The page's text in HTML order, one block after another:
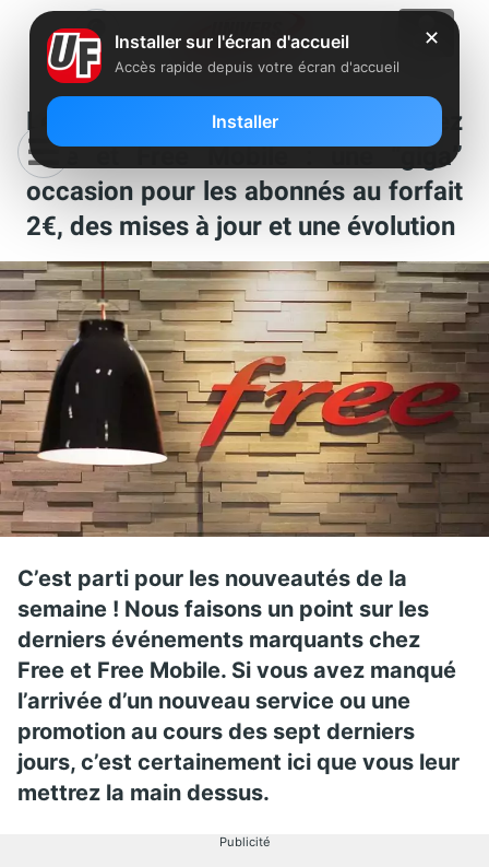
Les nouveautés de la semaine chez
Free et Free Mobile : une “giga”
occasion pour les abonnés au forfait
2€, des mises à jour et une évolution
C’est parti pour les nouveautés de la
semaine ! Nous faisons un point sur les
derniers événements marquants chez
Free et Free Mobile. Si vous avez manqué
l’arrivée d’un nouveau service ou une
promotion au cours des sept derniers
jours, c’est certainement ici que vous leur
mettrez la main dessus.
Publicité
✕
Installer sur l'écran d'accueil
Accès rapide depuis votre écran d'accueil
Installer